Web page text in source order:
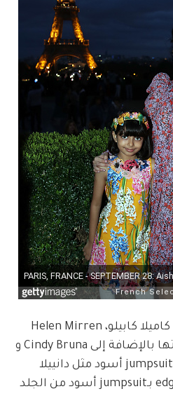
التي خطفت الأنظار بعفويتها بالإضافة إلى Cindy Bruna و
أسيل عمران التي اعتمدت jumpsuit أسود مثل دانييلا
رحمة التي اختارت إطلالة edgy بـjumpsuit أسود من الجلد